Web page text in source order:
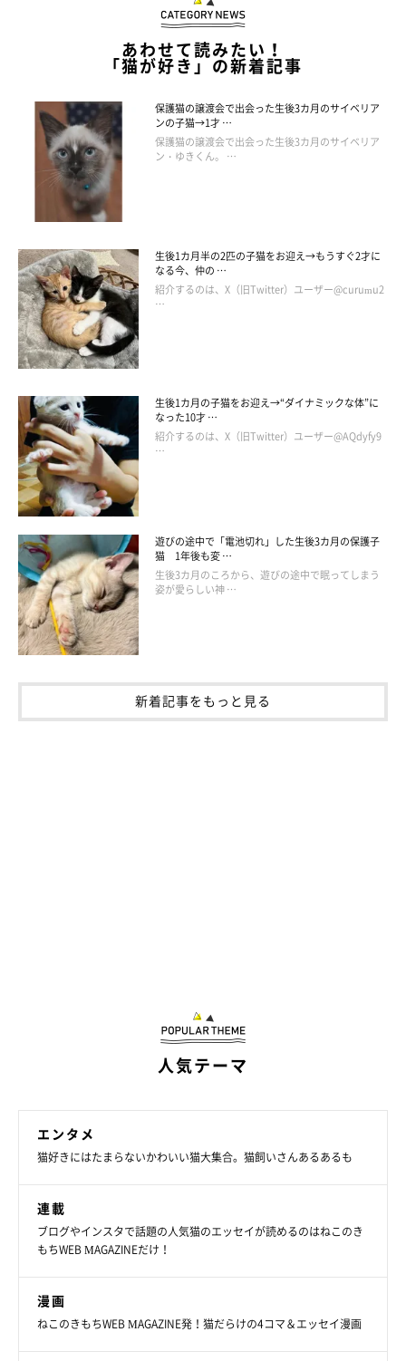
あわせて読みたい！
「猫が好き」の新着記事
保護猫の譲渡会で出会った生後3カ月のサイベリア
ンの子猫→1才 …
保護猫の譲渡会で出会った生後3カ月のサイベリア
ン・ゆきくん。 …
生後1カ月半の2匹の子猫をお迎え→もうすぐ2才に
なる今、仲の …
紹介するのは、X（旧Twitter）ユーザー@curumu2
…
生後1カ月の子猫をお迎え→“ダイナミックな体”に
なった10才 …
紹介するのは、X（旧Twitter）ユーザー@AQdyfy9
…
遊びの途中で「電池切れ」した生後3カ月の保護子
猫 1年後も変 …
生後3カ月のころから、遊びの途中で眠ってしまう
姿が愛らしい神 …
新着記事をもっと見る
人気テーマ
エンタメ
猫好きにはたまらないかわいい猫大集合。猫飼いさんあるあるも
連載
ブログやインスタで話題の人気猫のエッセイが読めるのはねこのき
もちWEB MAGAZINEだけ！
漫画
ねこのきもちWEB MAGAZINE発！猫だらけの4コマ＆エッセイ漫画